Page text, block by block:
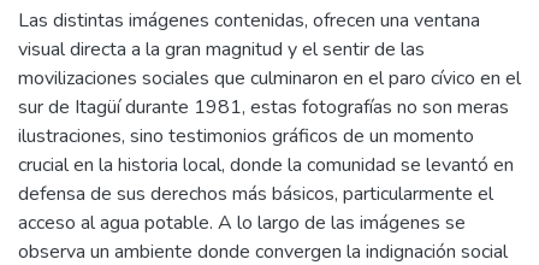
Las distintas imágenes contenidas, ofrecen una ventana
visual directa a la gran magnitud y el sentir de las
movilizaciones sociales que culminaron en el paro cívico en el
sur de Itagüí durante 1981, estas fotografías no son meras
ilustraciones, sino testimonios gráficos de un momento
crucial en la historia local, donde la comunidad se levantó en
defensa de sus derechos más básicos, particularmente el
acceso al agua potable. A lo largo de las imágenes se
observa un ambiente donde convergen la indignación social